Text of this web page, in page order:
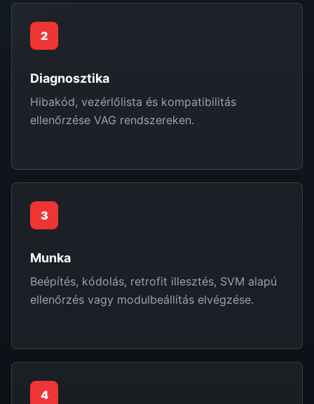
2
Diagnosztika
Hibakód, vezérlőlista és kompatibilitás
ellenőrzése VAG rendszereken.
3
Munka
Beépítés, kódolás, retrofit illesztés, SVM alapú
ellenőrzés vagy modulbeállítás elvégzése.
4